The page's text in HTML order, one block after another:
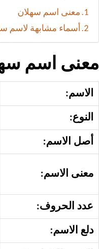
معنى اسم سهلان
أسماء مشابهة لاسم
معنى اسم
الاسم:
النوع:
أصل الاسم:
معنى الاسم:
عدد الحروف:
دلع الاسم: